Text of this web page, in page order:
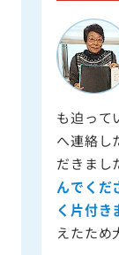
も迫って
へ連絡し
だきまし
んでくだ
く片付き
えたため